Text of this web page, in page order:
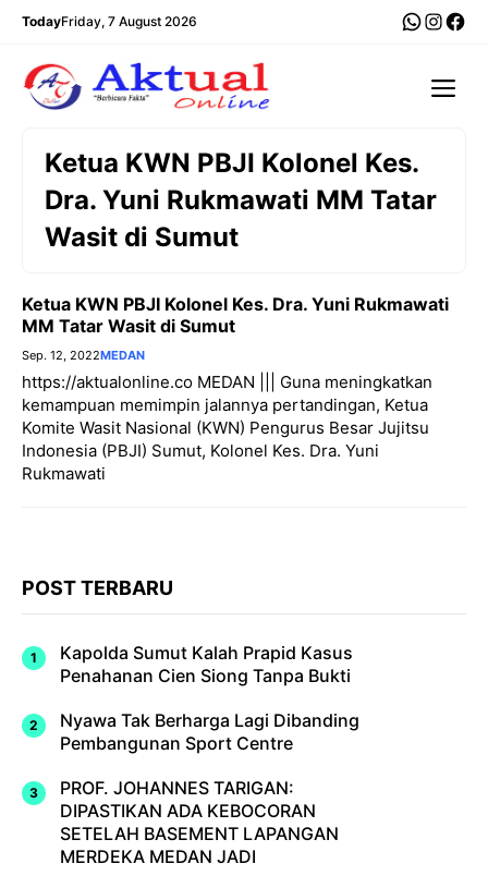
Langsung
TodayFriday, 7 August 2026
Ketua KWN PBJI Kolonel Kes.
Dra. Yuni Rukmawati MM Tatar
Wasit di Sumut
Ketua KWN PBJI Kolonel Kes. Dra. Yuni Rukmawati
MM Tatar Wasit di Sumut
Sep. 12, 2022MEDAN
https://aktualonline.co MEDAN ||| Guna meningkatkan
kemampuan memimpin jalannya pertandingan, Ketua
Komite Wasit Nasional (KWN) Pengurus Besar Jujitsu
Indonesia (PBJI) Sumut, Kolonel Kes. Dra. Yuni
Rukmawati
POST TERBARU
Kapolda Sumut Kalah Prapid Kasus
Penahanan Cien Siong Tanpa Bukti
Nyawa Tak Berharga Lagi Dibanding
Pembangunan Sport Centre
PROF. JOHANNES TARIGAN:
DIPASTIKAN ADA KEBOCORAN
SETELAH BASEMENT LAPANGAN
MERDEKA MEDAN JADI